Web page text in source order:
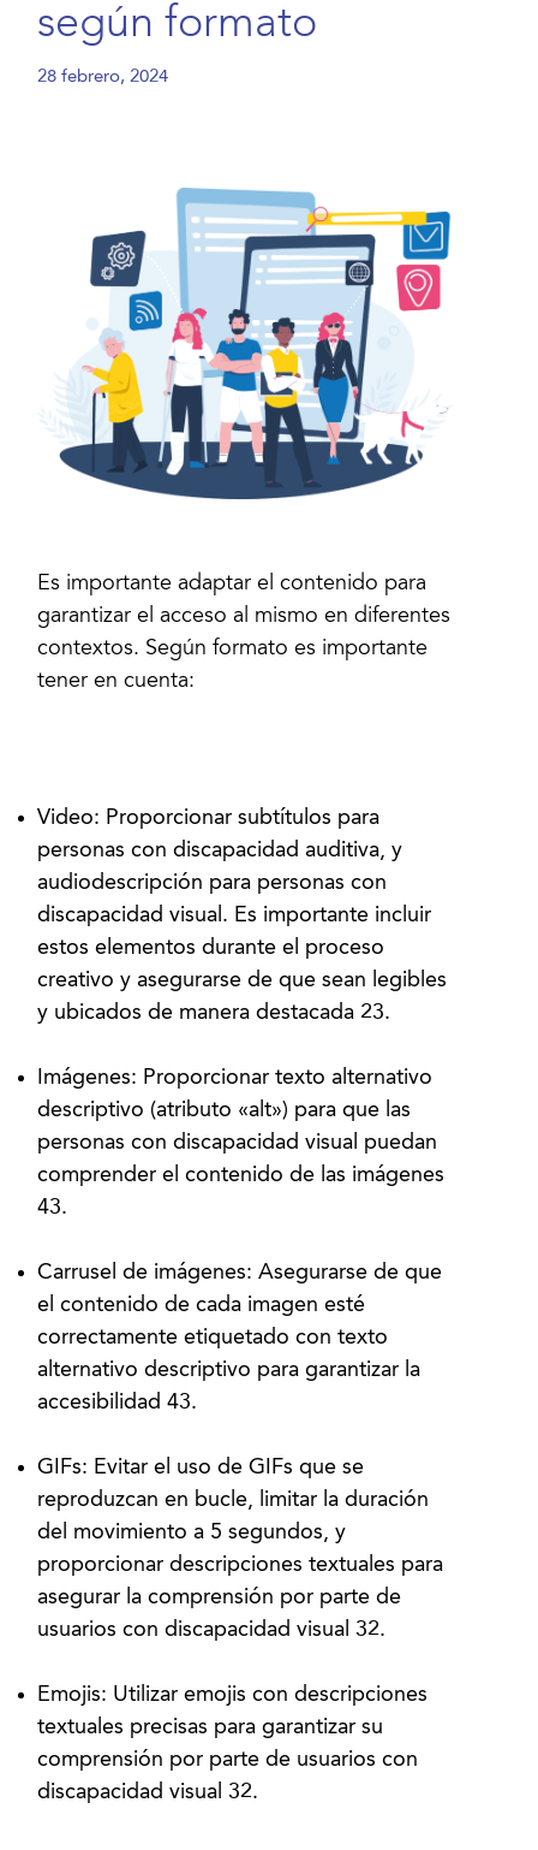
según formato
28 febrero, 2024
Es importante adaptar el contenido para
garantizar el acceso al mismo en diferentes
contextos. Según formato es importante
tener en cuenta:
Video: Proporcionar subtítulos para
personas con discapacidad auditiva, y
audiodescripción para personas con
discapacidad visual. Es importante incluir
estos elementos durante el proceso
creativo y asegurarse de que sean legibles
y ubicados de manera destacada 23.
Imágenes: Proporcionar texto alternativo
descriptivo (atributo «alt») para que las
personas con discapacidad visual puedan
comprender el contenido de las imágenes
43.
Carrusel de imágenes: Asegurarse de que
el contenido de cada imagen esté
correctamente etiquetado con texto
alternativo descriptivo para garantizar la
accesibilidad 43.
GIFs: Evitar el uso de GIFs que se
reproduzcan en bucle, limitar la duración
del movimiento a 5 segundos, y
proporcionar descripciones textuales para
asegurar la comprensión por parte de
usuarios con discapacidad visual 32.
Emojis: Utilizar emojis con descripciones
textuales precisas para garantizar su
comprensión por parte de usuarios con
discapacidad visual 32.